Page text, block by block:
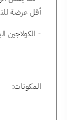
أقل عرضة
- الكولاجين
المكونات: